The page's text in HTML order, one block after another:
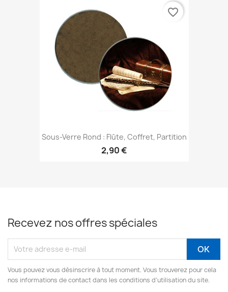
Sous-Verre Rond : Flûte, Coffret, Partition
2,90 €
favorite_border
Recevez nos offres spéciales
Vous pouvez vous désinscrire à tout moment. Vous trouverez pour cela
nos informations de contact dans les conditions d'utilisation du site.